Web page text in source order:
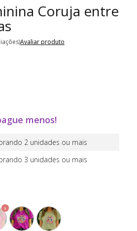
Coruja entre
Avaliar produto
menos!
2 unidades ou mais
3 unidades ou mais